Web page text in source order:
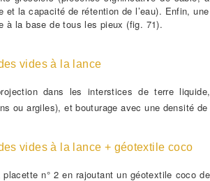
et la capacité de rétention de l’eau). Enfin,
à la base de tous les pieux (fig. 71).
vides à la lance
dans les interstices de terre
ou argiles), et bouturage avec une densité
vides à la lance + géotextile coco
n° 2 en rajoutant un géotextile coco